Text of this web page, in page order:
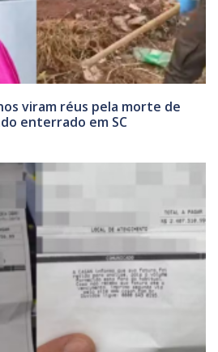
viram réus pela morte de
enterrado em SC